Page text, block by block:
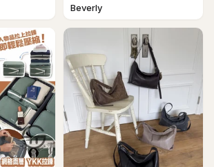
Beverly